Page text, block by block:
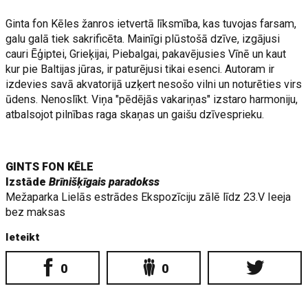
Ginta fon Kēles žanros ietvertā līksmība, kas tuvojas farsam,
galu galā tiek sakrificēta. Mainīgi plūstošā dzīve, izgājusi
cauri Ēģiptei, Grieķijai, Piebalgai, pakavējusies Vīnē un kaut
kur pie Baltijas jūras, ir paturējusi tikai esenci. Autoram ir
izdevies savā akvatorijā uzķert nesošo vilni un noturēties virs
ūdens. Nenoslīkt. Viņa "pēdējās vakariņas" izstaro harmoniju,
atbalsojot pilnības raga skaņas un gaišu dzīvesprieku.
GINTS FON KĒLE
IzstādeBrīnišķīgais paradokss
Mežaparka Lielās estrādes Ekspozīciju zālē līdz 23.V Ieeja
bez maksas
Ieteikt
0 0